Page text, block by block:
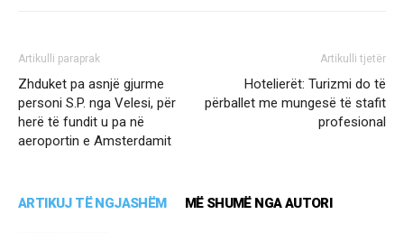
Artikulli paraprak
Zhduket pa asnjë gjurme
personi S.P. nga Velesi, për
herë të fundit u pa në
aeroportin e Amsterdamit
Artikulli tjetër
Hotelierët: Turizmi do të
përballet me mungesë të stafit
profesional
ARTIKUJ TË NGJASHËM MË SHUMË NGA AUTORI